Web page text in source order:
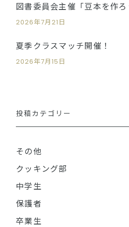
図書委員会主催「豆本を作
2026年7月21日
夏季クラスマッチ開催！
2026年7月15日
投稿カテゴリー
その他
クッキング部
中学生
保護者
卒業生